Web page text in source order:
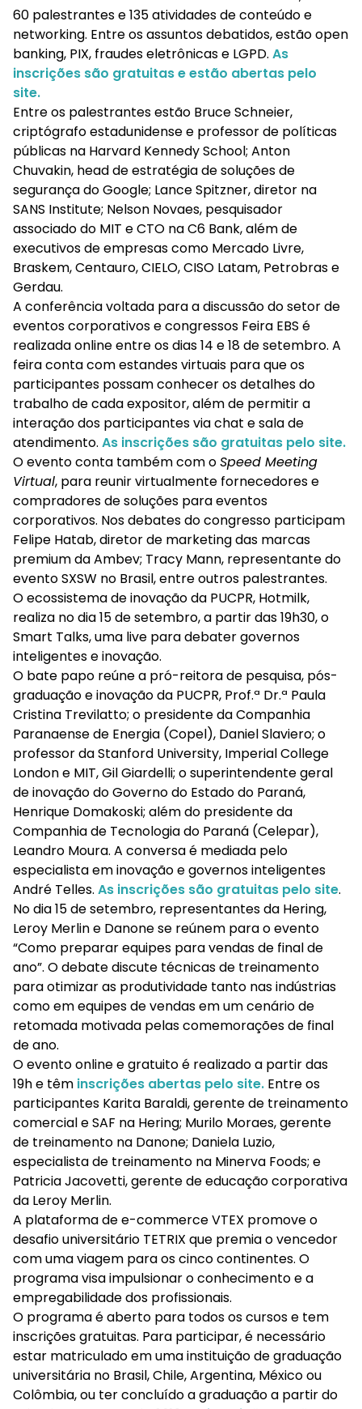
60 palestrantes e 135 atividades de conteúdo e
networking. Entre os assuntos debatidos, estão open
banking, PIX, fraudes eletrônicas e LGPD. As
inscrições são gratuitas e estão abertas pelo
site.
Entre os palestrantes estão Bruce Schneier,
criptógrafo estadunidense e professor de políticas
públicas na Harvard Kennedy School; Anton
Chuvakin, head de estratégia de soluções de
segurança do Google; Lance Spitzner, diretor na
SANS Institute; Nelson Novaes, pesquisador
associado do MIT e CTO na C6 Bank, além de
executivos de empresas como Mercado Livre,
Braskem, Centauro, CIELO, CISO Latam, Petrobras e
Gerdau.
A conferência voltada para a discussão do setor de
eventos corporativos e congressos Feira EBS é
realizada online entre os dias 14 e 18 de setembro. A
feira conta com estandes virtuais para que os
participantes possam conhecer os detalhes do
trabalho de cada expositor, além de permitir a
interação dos participantes via chat e sala de
atendimento. As inscrições são gratuitas pelo site.
O evento conta também com oSpeed Meeting
Virtual, para reunir virtualmente fornecedores e
compradores de soluções para eventos
corporativos. Nos debates do congresso participam
Felipe Hatab, diretor de marketing das marcas
premium da Ambev; Tracy Mann, representante do
evento SXSW no Brasil, entre outros palestrantes.
O ecossistema de inovação da PUCPR, Hotmilk,
realiza no dia 15 de setembro, a partir das 19h30, o
Smart Talks, uma live para debater governos
inteligentes e inovação.
O bate papo reúne a pró-reitora de pesquisa, pós-
graduação e inovação da PUCPR, Prof.ª Dr.ª Paula
Cristina Trevilatto; o presidente da Companhia
Paranaense de Energia (Copel), Daniel Slaviero; o
professor da Stanford University, Imperial College
London e MIT, Gil Giardelli; o superintendente geral
de inovação do Governo do Estado do Paraná,
Henrique Domakoski; além do presidente da
Companhia de Tecnologia do Paraná (Celepar),
Leandro Moura. A conversa é mediada pelo
especialista em inovação e governos inteligentes
André Telles. As inscrições são gratuitas pelo site.
No dia 15 de setembro, representantes da Hering,
Leroy Merlin e Danone se reúnem para o evento
“Como preparar equipes para vendas de final de
ano”. O debate discute técnicas de treinamento
para otimizar as produtividade tanto nas indústrias
como em equipes de vendas em um cenário de
retomada motivada pelas comemorações de final
de ano.
O evento online e gratuito é realizado a partir das
19h e têm inscrições abertas pelo site. Entre os
participantes Karita Baraldi, gerente de treinamento
comercial e SAF na Hering; Murilo Moraes, gerente
de treinamento na Danone; Daniela Luzio,
especialista de treinamento na Minerva Foods; e
Patricia Jacovetti, gerente de educação corporativa
da Leroy Merlin.
A plataforma de e-commerce VTEX promove o
desafio universitário TETRIX que premia o vencedor
com uma viagem para os cinco continentes. O
programa visa impulsionar o conhecimento e a
empregabilidade dos profissionais.
O programa é aberto para todos os cursos e tem
inscrições gratuitas. Para participar, é necessário
estar matriculado em uma instituição de graduação
universitária no Brasil, Chile, Argentina, México ou
Colômbia, ou ter concluído a graduação a partir do